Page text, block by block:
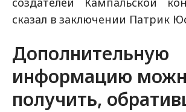
сказал в заключении Патрик
Дополнительную
информацию
получить,